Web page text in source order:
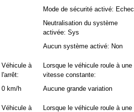
Mode de sécurité activé: Echec
Neutralisation du système
activée: Sys
Aucun système activé: Non
Véhicule à
l'arrêt:
0 km/h
Lorsque le véhicule roule à une
vitesse constante:
Aucune grande variation
Véhicule à
Lorsque le véhicule roule à une